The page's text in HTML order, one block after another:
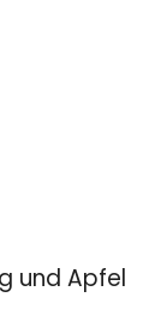
und Apfel